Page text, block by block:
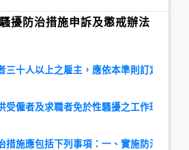
擾防治措施申訴及懲戒辦法
三十人以上之雇主，應依本準則訂定性騷
受僱者及求職者免於性騷擾之工作環境，
措施應包括下列事項：一、實施防治性騷